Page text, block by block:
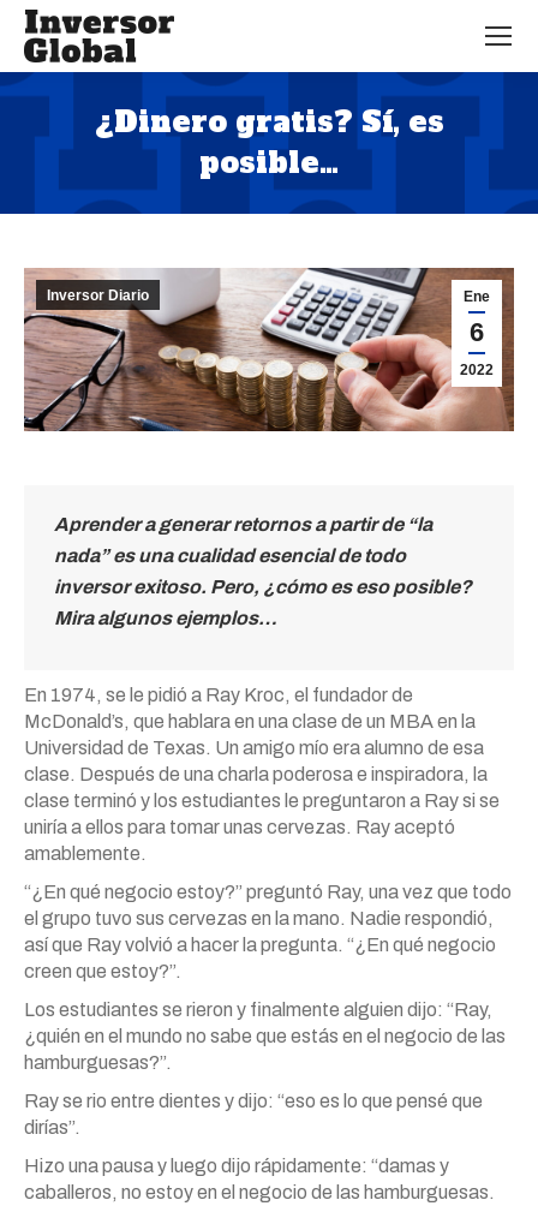
¿Dinero gratis? Sí, es
posible…
Estás aquí:
Ene
6
2022
Inversor Diario
Aprender a generar retornos a partir de “la
nada” es una cualidad esencial de todo
inversor exitoso. Pero, ¿cómo es eso posible?
Mira algunos ejemplos…
En 1974, se le pidió a Ray Kroc, el fundador de
McDonald’s, que hablara en una clase de un MBA en la
Universidad de Texas. Un amigo mío era alumno de esa
clase. Después de una charla poderosa e inspiradora, la
clase terminó y los estudiantes le preguntaron a Ray si se
uniría a ellos para tomar unas cervezas. Ray aceptó
amablemente.
“¿En qué negocio estoy?” preguntó Ray, una vez que todo
el grupo tuvo sus cervezas en la mano. Nadie respondió,
así que Ray volvió a hacer la pregunta. “¿En qué negocio
creen que estoy?”.
Los estudiantes se rieron y finalmente alguien dijo: “Ray,
¿quién en el mundo no sabe que estás en el negocio de las
hamburguesas?”.
Ray se rio entre dientes y dijo: “eso es lo que pensé que
dirías”.
Hizo una pausa y luego dijo rápidamente: “damas y
caballeros, no estoy en el negocio de las hamburguesas.